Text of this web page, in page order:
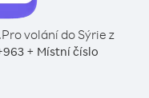
Pro volání do Sýrie z
963+ Místní číslo